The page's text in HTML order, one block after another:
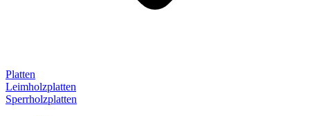
Platten
Leimholzplatten
Sperrholzplatten